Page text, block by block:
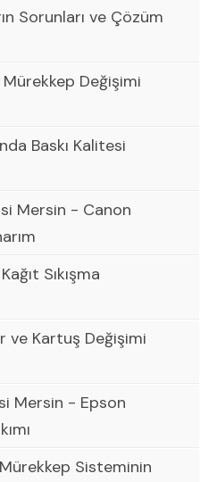
Sorunları ve Çözüm
Mürekkep Değişimi
Baskı Kalitesi
Mersin - Canon
Sıkışma
ve Kartuş Değişimi
Mersin - Epson
Sisteminin